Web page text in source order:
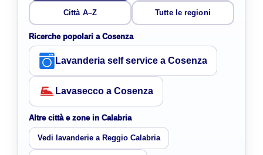
Città A–Z Tutte le regioni
Ricerche popolari a Cosenza
Lavanderia self service a Cosenza
Lavasecco a Cosenza
Altre città e zone in Calabria
Vedi lavanderie a Reggio Calabria